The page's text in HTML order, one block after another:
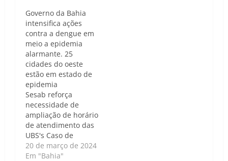
Governo da Bahia
intensifica ações
contra a dengue em
meio a epidemia
alarmante. 25
cidades do oeste
estão em estado de
epidemia
Sesab reforça
necessidade de
ampliação de horário
de atendimento das
UBS's Caso de
Política | Luís Carlos
Nunes - A Secretaria
20 de março de 2024
Em "Bahia"